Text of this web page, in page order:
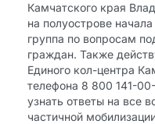
Камчатского края
на полуострове
группа по вопросам
граждан. Также
Единого кол-центра
телефона 8 800 141-
узнать ответы на все
частичной